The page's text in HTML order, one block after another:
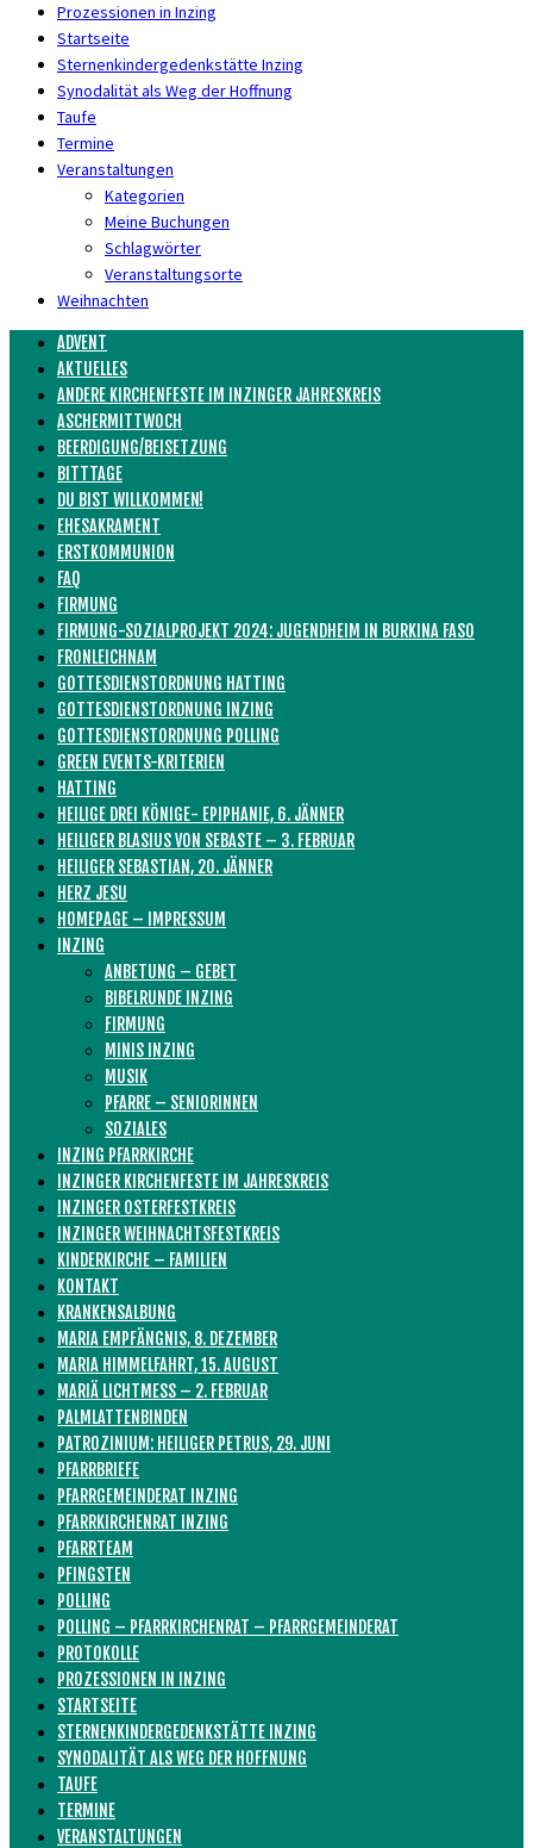
Prozessionen in Inzing
Startseite
Sternenkindergedenkstätte Inzing
Synodalität als Weg der Hoffnung
Taufe
Termine
Veranstaltungen
Kategorien
Meine Buchungen
Schlagwörter
Veranstaltungsorte
Weihnachten
ADVENT
AKTUELLES
ANDERE KIRCHENFESTE IM INZINGER JAHRESKREIS
ASCHERMITTWOCH
BEERDIGUNG/BEISETZUNG
BITTTAGE
DU BIST WILLKOMMEN!
EHESAKRAMENT
ERSTKOMMUNION
FAQ
FIRMUNG
FIRMUNG-SOZIALPROJEKT 2024: JUGENDHEIM IN BURKINA FASO
FRONLEICHNAM
GOTTESDIENSTORDNUNG HATTING
GOTTESDIENSTORDNUNG INZING
GOTTESDIENSTORDNUNG POLLING
GREEN EVENTS-KRITERIEN
HATTING
HEILIGE DREI KÖNIGE- EPIPHANIE, 6. JÄNNER
HEILIGER BLASIUS VON SEBASTE – 3. FEBRUAR
HEILIGER SEBASTIAN, 20. JÄNNER
HERZ JESU
HOMEPAGE – IMPRESSUM
INZING
ANBETUNG – GEBET
BIBELRUNDE INZING
FIRMUNG
MINIS INZING
MUSIK
PFARRE – SENIORINNEN
SOZIALES
INZING PFARRKIRCHE
INZINGER KIRCHENFESTE IM JAHRESKREIS
INZINGER OSTERFESTKREIS
INZINGER WEIHNACHTSFESTKREIS
KINDERKIRCHE – FAMILIEN
KONTAKT
KRANKENSALBUNG
MARIA EMPFÄNGNIS, 8. DEZEMBER
MARIA HIMMELFAHRT, 15. AUGUST
MARIÄ LICHTMESS – 2. FEBRUAR
PALMLATTENBINDEN
PATROZINIUM: HEILIGER PETRUS, 29. JUNI
PFARRBRIEFE
PFARRGEMEINDERAT INZING
PFARRKIRCHENRAT INZING
PFARRTEAM
PFINGSTEN
POLLING
POLLING – PFARRKIRCHENRAT – PFARRGEMEINDERAT
PROTOKOLLE
PROZESSIONEN IN INZING
STARTSEITE
STERNENKINDERGEDENKSTÄTTE INZING
SYNODALITÄT ALS WEG DER HOFFNUNG
TAUFE
TERMINE
VERANSTALTUNGEN